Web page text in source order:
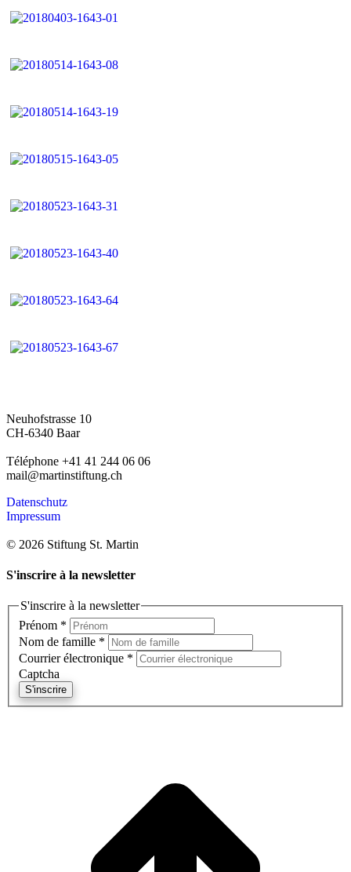
Neuhofstrasse 10
CH-6340 Baar
Téléphone +41 41 244 06 06
mail@martinstiftung.ch
Datenschutz
Impressum
© 2026 Stiftung St. Martin
S'inscrire à la newsletter
S'inscrire à la newsletter
Prénom *
Nom de famille *
Courrier électronique *
Captcha
S'inscrire